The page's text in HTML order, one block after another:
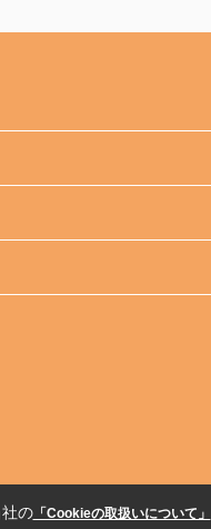
の「Cookieの取扱いについて」